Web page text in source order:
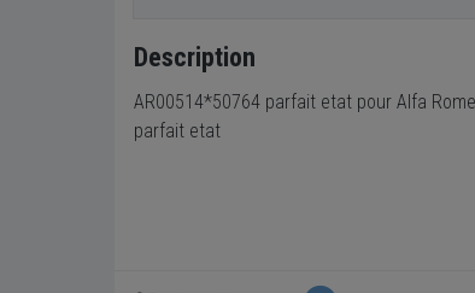
Description
AR00514*50764 parfait etat pour Alfa
parfait etat